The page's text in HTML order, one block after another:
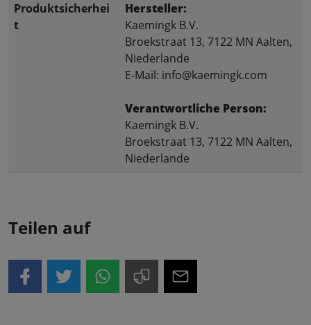
Produktsicherhei
t
Hersteller:
Kaemingk B.V.
Broekstraat 13, 7122 MN Aalten,
Niederlande
E-Mail: info@kaemingk.com
Verantwortliche Person:
Kaemingk B.V.
Broekstraat 13, 7122 MN Aalten,
Niederlande
Teilen auf